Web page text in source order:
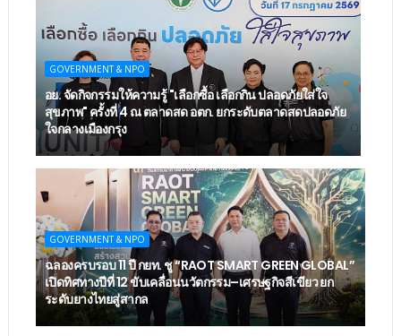
GOVERNMENT & NPO
อย. จัดกิจกรรมให้ความรู้ "เลือกซื้อ เลือกกิน ปลอดภัยใส่ใจ
สุขภาพ" ครั้งที่ 4 ณ ตลาดสด อตก. ยกระดับตลาดสดปลอดภัย
ใจกลางเมืองกรุง
GOVERNMENT & NPO
ฉลองครบรอบ 11 ปี กยท. ชู “RAOT SMART GREEN GLOBAL”
เปิดทิศทางปีที่ 12 ขับเคลื่อนนวัตกรรม–เศรษฐกิจสีเขียว ยก
ระดับยางไทยสู่สากล